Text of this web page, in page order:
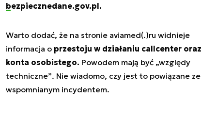
bezpiecznedane.gov.pl.
Warto dodać, że na stronie aviamed(.)ru widnieje
informacja o przestoju w działaniu callcenter oraz
konta osobistego. Powodem mają być „względy
techniczne”. Nie wiadomo, czy jest to powiązane ze
wspomnianym incydentem.